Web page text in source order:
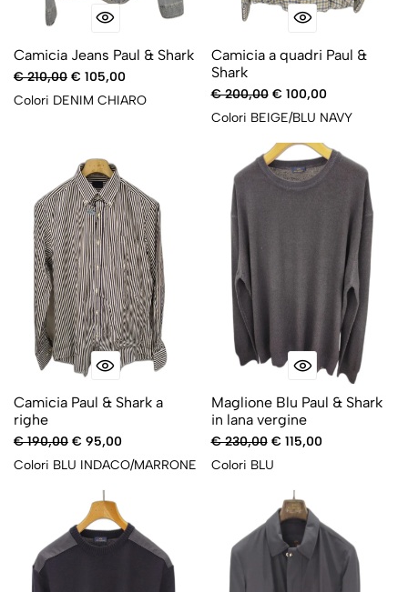
Camicia Jeans Paul & Shark
€ 210,00 € 105,00
Colori DENIM CHIARO
Camicia a quadri Paul &
Shark
€ 200,00€ 100,00
Colori BEIGE/BLU NAVY
Camicia Paul & Shark a
righe
€ 190,00 € 95,00
Colori BLU INDACO/MARRONE
Maglione Blu Paul & Shark
in lana vergine
€ 230,00€ 115,00
Colori BLU